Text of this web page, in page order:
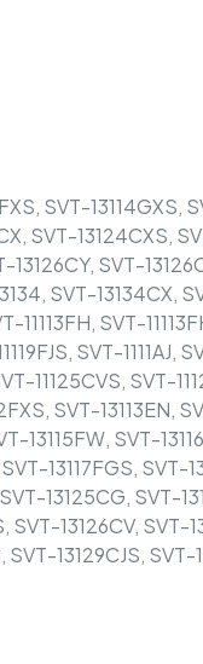
SVT-13114GXS,
SVT-13124CXS,
SVT-
SVT-13134CX,
11113FH, SVT-
SVT-1111AJ,
11125CVS, SVT-
SVT-13113EN,
13115FW, SVT-
13117FGS, SVT-
13125CG, SVT-
13126CV, SVT-
13129CJS, SVT-